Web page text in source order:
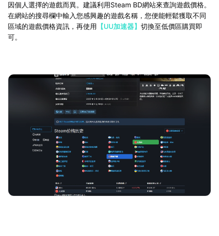
因個人選擇的遊戲而異。建議利用Steam BD網站來查詢遊戲價格。
在網站的搜尋欄中輸入您感興趣的遊戲名稱，您便能輕鬆獲取不同
區域的遊戲價格資訊，再使用 【UU加速器】 切換至低價區購買即
可。